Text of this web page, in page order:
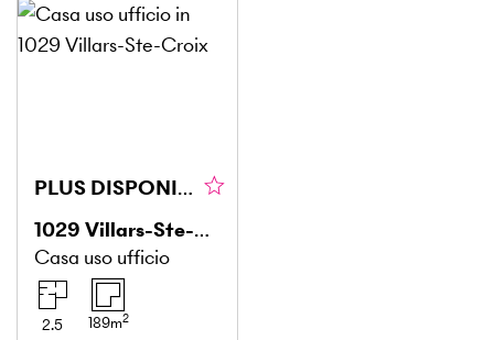
PLUS DISPONIBLE
1029 Villars-Ste-Croix
Casa uso ufficio
2.5 189m2